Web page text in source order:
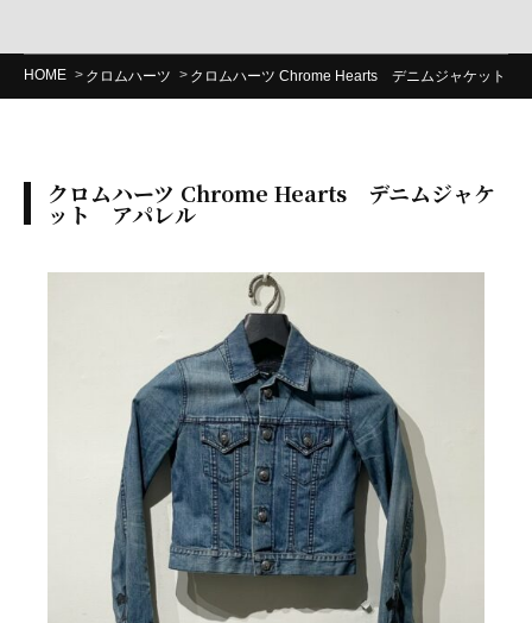
HOME クロムハーツ クロムハーツ Chrome Hearts デニムジャケット
クロムハーツ Chrome Hearts デニムジャケ
ット アパレル